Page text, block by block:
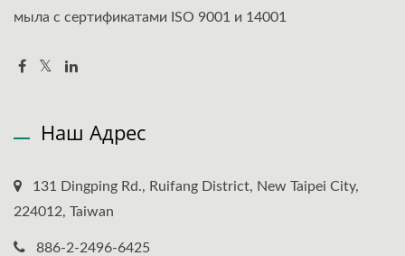
мыла с сертификатами ISO 9001 и 14001
Наш Адрес
131 Dingping Rd., Ruifang District, New Taipei City,
224012, Taiwan
886-2-2496-6425